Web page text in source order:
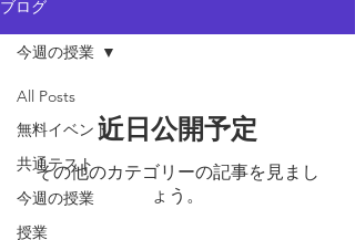
ブログ
All Posts
無料イベント
共通テスト
今週の授業
授業
今週の授業
近日公開予定
その他のカテゴリーの記事を見まし
ょう。